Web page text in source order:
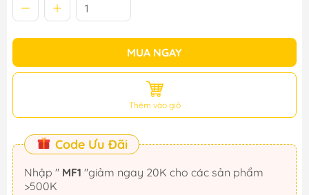
MUA NGAY
Thêm vào giỏ
Code Ưu Đãi
Nhập " MF1
>500K